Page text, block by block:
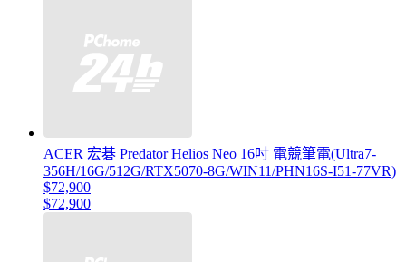
ACER 宏碁 Predator Helios Neo 16吋 電競筆電(Ultra7-
356H/16G/512G/RTX5070-8G/WIN11/PHN16S-I51-77VR)
$72,900
$72,900